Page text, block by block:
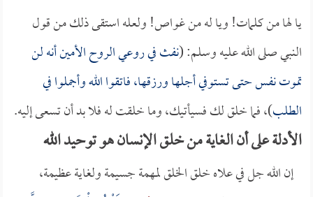
يا لها من كلمات! ويا له من غواص! ولعله استقى ذلك من قول
النبي صلى الله عليه وسلم: (نفث في روعي الروح الأمين أنه لن
تموت نفس حتى تستوفي أجلها ورزقها، فاتقوا الله وأجملوا في
الطلب)، فما خلق لك فسيأتيك، وما خلقت له فلا بد أن تسعى إليه.
الأدلة على أن الغاية من خلق الإنسان هو توحيد الله
إن الله جل في علاه خلق الخلق لمهمة جسيمة ولغاية عظيمة،